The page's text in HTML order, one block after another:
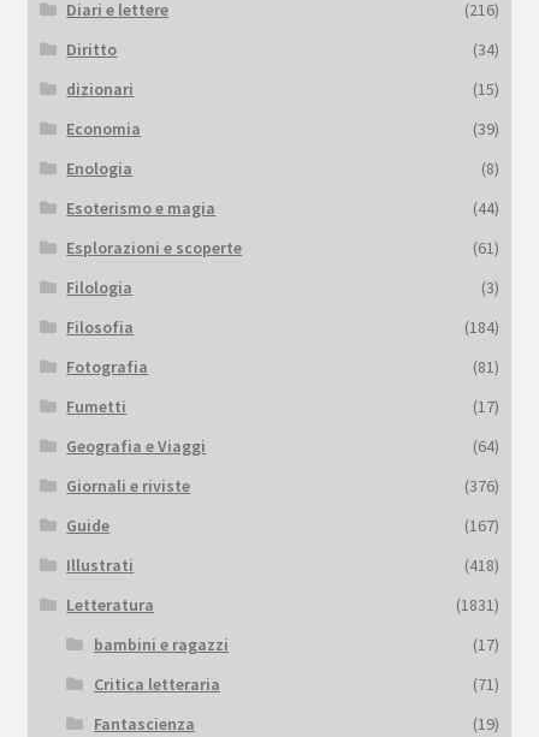
Diari e lettere
(216)
Diritto
(34)
dizionari
(15)
Economia
(39)
Enologia
(8)
Esoterismo e magia
(44)
Esplorazioni e scoperte
(61)
Filologia
(3)
Filosofia
(184)
Fotografia
(81)
Fumetti
(17)
Geografia e Viaggi
(64)
Giornali e riviste
(376)
Guide
(167)
Illustrati
(418)
Letteratura
(1831)
bambini e ragazzi
(17)
Critica letteraria
(71)
Fantascienza
(19)